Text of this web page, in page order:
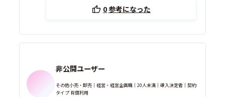
0参考になった
非公開ユーザー
その他小売・卸売｜経営・経営企画職｜20人未満｜導入決定者｜契約
タイプ 有償利用